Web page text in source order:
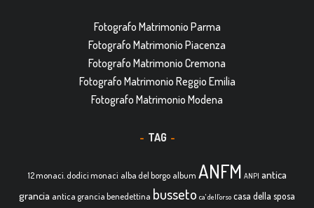
Fotografo Matrimonio Parma
Fotografo Matrimonio Piacenza
Fotografo Matrimonio Cremona
Fotografo Matrimonio Reggio Emilia
Fotografo Matrimonio Modena
TAG
12 monaci. dodici monaci alba del borgo album ANFM ANPI antica
grancia antica grancia benedettina busseto ca' dell'orso casa della sposa